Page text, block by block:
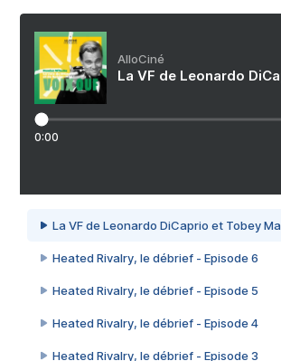
AlloCiné
La VF de Leonardo
0:00
La VF de Leonardo DiCaprio et Tobey
Heated Rivalry, le débrief - Episode 6
Heated Rivalry, le débrief - Episode 5
Heated Rivalry, le débrief - Episode 4
Heated Rivalry, le débrief - Episode 3